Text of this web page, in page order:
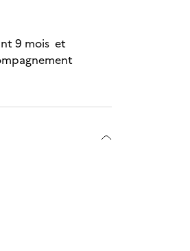
9 mois et